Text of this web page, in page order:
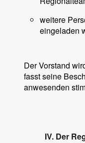
weitere
eingeladen
Der Vorstand
fasst seine
anwesenden
IV. Der